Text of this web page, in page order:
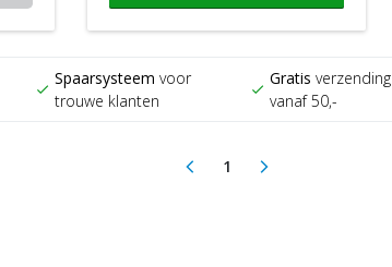
check
Spaarsysteem voor
trouwe klanten
check
Gratis verzending
vanaf 50,-
arrow_back_ios 1(current)
arrow_forward_ios